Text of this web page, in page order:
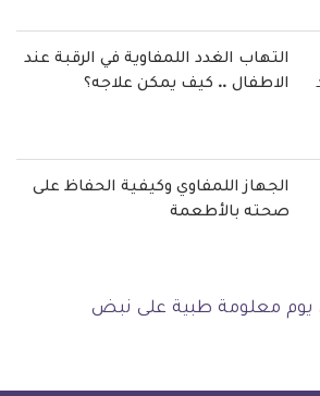
التهاب الغدد اللمفاوية في الرقبة عند
الاطفال .. كيف يمكن علاجه؟
الجهاز اللمفاوي وكيفية الحفاظ على
صحته بالأطعمة